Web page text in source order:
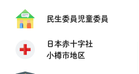
民生委員児童委員
日本赤十字社
小樽市地区